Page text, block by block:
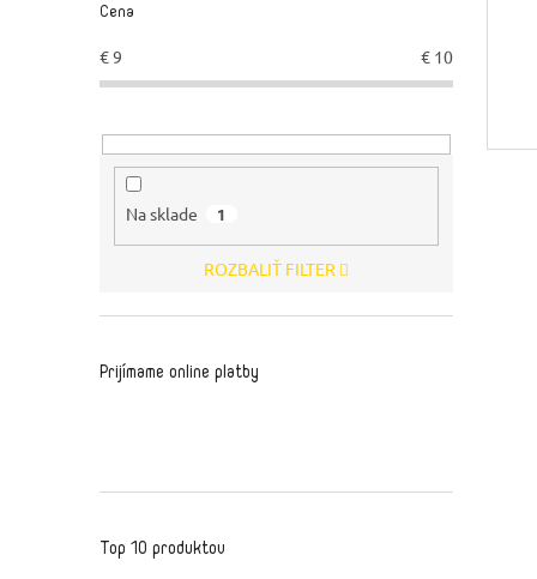
Cena
€9 € 10
Na sklade 1
ROZBALIŤ FILTER
Prijímame online platby
Top 10 produktov